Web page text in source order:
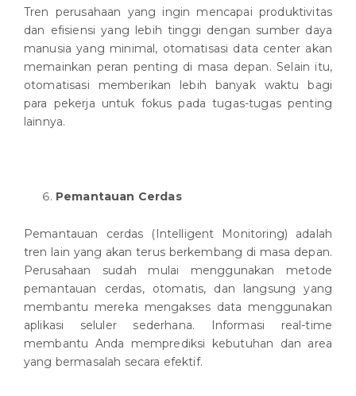
Tren perusahaan yang ingin mencapai produktivitas
dan efisiensi yang lebih tinggi dengan sumber daya
manusia yang minimal, otomatisasi data center akan
memainkan peran penting di masa depan. Selain itu,
otomatisasi memberikan lebih banyak waktu bagi
para pekerja untuk fokus pada tugas-tugas penting
lainnya.
Pemantauan Cerdas
Pemantauan cerdas (Intelligent Monitoring) adalah
tren lain yang akan terus berkembang di masa depan.
Perusahaan sudah mulai menggunakan metode
pemantauan cerdas, otomatis, dan langsung yang
membantu mereka mengakses data menggunakan
aplikasi seluler sederhana. Informasi real-time
membantu Anda memprediksi kebutuhan dan area
yang bermasalah secara efektif.